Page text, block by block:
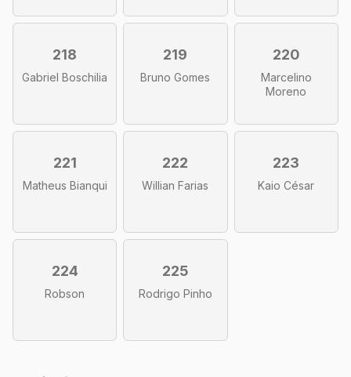
218
Gabriel Boschilia
219
Bruno Gomes
220
Marcelino
Moreno
221
Matheus Bianqui
222
Willian Farias
223
Kaio César
224
Robson
225
Rodrigo Pinho